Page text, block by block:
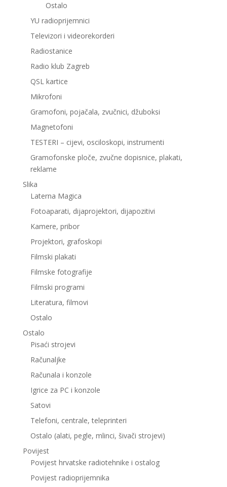
Ostalo
YU radioprijemnici
Televizori i videorekorderi
Radiostanice
Radio klub Zagreb
QSL kartice
Mikrofoni
Gramofoni, pojačala, zvučnici, džuboksi
Magnetofoni
TESTERI – cijevi, osciloskopi, instrumenti
Gramofonske ploče, zvučne dopisnice, plakati,
reklame
Slika
Laterna Magica
Fotoaparati, dijaprojektori, dijapozitivi
Kamere, pribor
Projektori, grafoskopi
Filmski plakati
Filmske fotografije
Filmski programi
Literatura, filmovi
Ostalo
Ostalo
Pisaći strojevi
Računaljke
Računala i konzole
Igrice za PC i konzole
Satovi
Telefoni, centrale, teleprinteri
Ostalo (alati, pegle, mlinci, šivači strojevi)
Povijest
Povijest hrvatske radiotehnike i ostalog
Povijest radioprijemnika